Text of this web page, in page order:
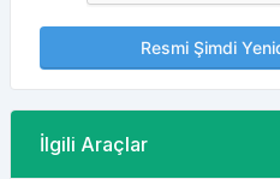
Resmi Şimdi
İlgili Araçlar